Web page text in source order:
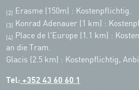
(2) Erasme (150m) : Kostenpflichtig.
(3) Konrad Adenauer (1 km) :
(4)
Place de l'Europe (1.1 km) :
an die Tram.
Glacis (2.5 km) : Kostenpflichtig,
Tel: +352 43 60 60 1